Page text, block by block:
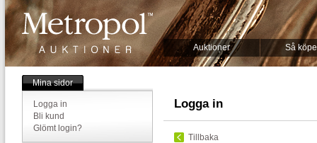
Auktioner Så
Mina sidor
Logga in
Bli kund
Glömt login?
Logga in
Tillbaka